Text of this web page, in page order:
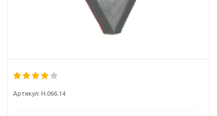
Артикул: Н.066.14